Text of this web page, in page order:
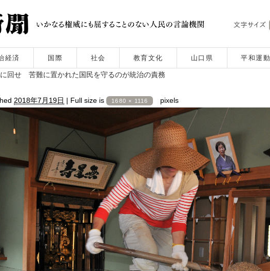
経済 国際 社会 教育文化 山口県 平和運動
に回せ 苦難に置かれた国民を守るのが統治の責務
2018年7月19日 | Full size is 1680 × 1116 pixels